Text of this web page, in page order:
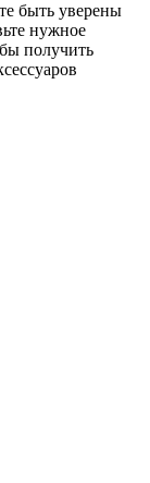
быть уверены
нужное
получить